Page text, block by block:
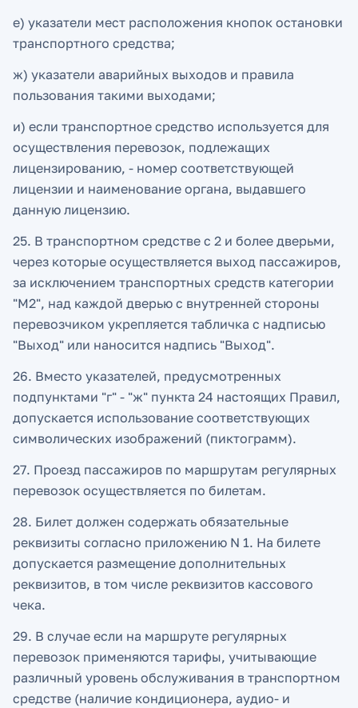
е) указатели мест расположения кнопок остановки
транспортного средства;
ж) указатели аварийных выходов и правила
пользования такими выходами;
и) если транспортное средство используется для
осуществления перевозок, подлежащих
лицензированию, - номер соответствующей
лицензии и наименование органа, выдавшего
данную лицензию.
25. В транспортном средстве с 2 и более дверьми,
через которые осуществляется выход пассажиров,
за исключением транспортных средств категории
"M2", над каждой дверью с внутренней стороны
перевозчиком укрепляется табличка с надписью
"Выход" или наносится надпись "Выход".
26. Вместо указателей, предусмотренных
подпунктами "г" - "ж" пункта 24 настоящих Правил,
допускается использование соответствующих
символических изображений (пиктограмм).
27. Проезд пассажиров по маршрутам регулярных
перевозок осуществляется по билетам.
28. Билет должен содержать обязательные
реквизиты согласно приложению N 1. На билете
допускается размещение дополнительных
реквизитов, в том числе реквизитов кассового
чека.
29. В случае если на маршруте регулярных
перевозок применяются тарифы, учитывающие
различный уровень обслуживания в транспортном
средстве (наличие кондиционера, аудио- и